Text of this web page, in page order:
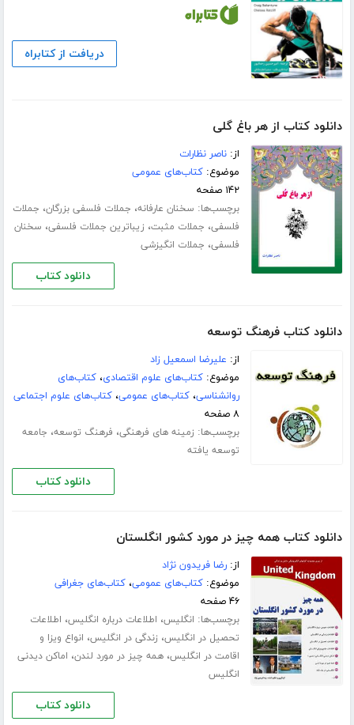
دریافت از کتابراه
دانلود کتاب از هر باغ گلی
از:ناصر نظارات
موضوع:کتاب‌های عمومی
۱۴۲ صفحه
برچسب‌ها: سخنان عارفانه، جملات فلسفی بزرگان، جملات
فلسفی، جملات مثبت، زیباترین جملات فلسفی، سخنان
فلسفی، جملات انگیزشی
دانلود کتاب
دانلود کتاب فرهنگ توسعه
از: علیرضا اسمعیل زاد
موضوع:کتاب‌های علوم اقتصادی،کتاب‌های
روانشناسی،کتاب‌های عمومی،کتاب‌های علوم اجتماعی
۸ صفحه
برچسب‌ها: زمینه های فرهنگی، فرهنگ توسعه، جامعه
توسعه یافته
دانلود کتاب
دانلود کتاب همه چیز در مورد کشور انگلستان
از:رضا فریدون نژاد
موضوع:کتاب‌های عمومی،کتاب‌های جغرافی
۴۶ صفحه
برچسب‌ها: انگلیس، اطلاعات درباره انگلیس، اطلاعات
تحصیل در انگلیس، زندگی در انگلیس، انواع ویزا و
اقامت در انگلیس،همه چیز در مورد لندن، اماکن دیدنی
انگلیس
دانلود کتاب